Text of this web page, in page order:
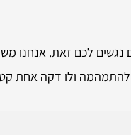
נגשים לכם זאת.
להתמהמה ולו דקה אחת